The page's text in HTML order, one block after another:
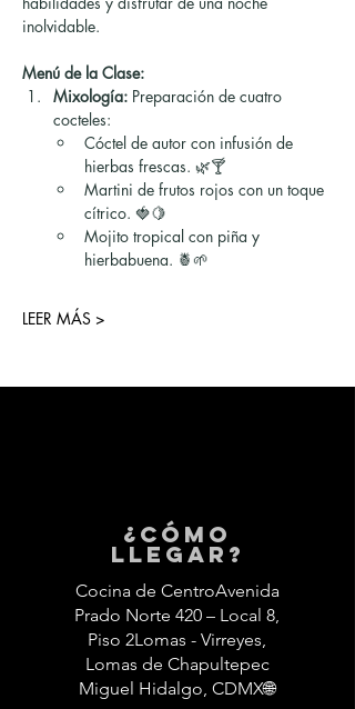
inolvidable.
Menú de la Clase:
Mixología: Preparación de cuatro
cocteles:
Cóctel de autor con infusión de
hierbas frescas. 🌿🍸
Martini de frutos rojos con un toque
cítrico. 🍓🍋
Mojito tropical con piña y
hierbabuena. 🍍🌱
LEER MÁS >
¿Cómo
llegar?
Cocina de CentroAvenida
Prado Norte 420 – Local 8,
Piso 2Lomas - Virreyes,
Lomas de Chapultepec
Miguel Hidalgo, CDMX🌐